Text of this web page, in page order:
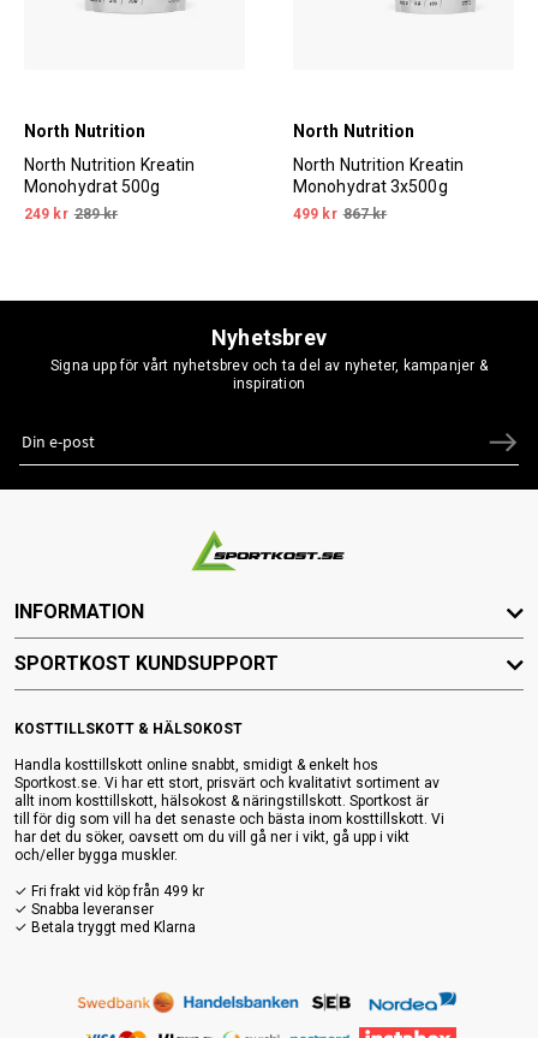
North Nutrition
North Nutrition Kreatin
Monohydrat 500g
249 kr 289 kr
North Nutrition
North Nutrition Kreatin
Monohydrat 3x500g
499 kr 867 kr
Nyhetsbrev
Signa upp för vårt nyhetsbrev och ta del av nyheter, kampanjer &
inspiration
KOSTTILLSKOTT & HÄLSOKOST
Handla kosttillskott online snabbt, smidigt & enkelt hos
Sportkost.se. Vi har ett stort, prisvärt och kvalitativt sortiment av
allt inom kosttillskott, hälsokost & näringstillskott. Sportkost är
till för dig som vill ha det senaste och bästa inom kosttillskott. Vi
har det du söker, oavsett om du vill gå ner i vikt, gå upp i vikt
och/eller bygga muskler.
✓ Fri frakt vid köp från 499 kr
✓ Snabba leveranser
✓ Betala tryggt med Klarna
INFORMATION
SPORTKOST KUNDSUPPORT